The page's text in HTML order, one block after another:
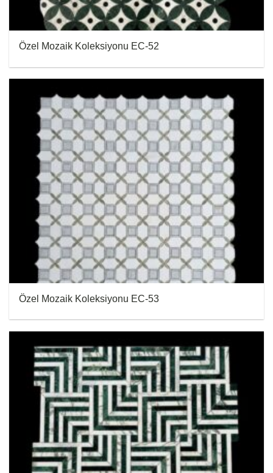
Özel Mozaik Koleksiyonu EC-52
Özel Mozaik Koleksiyonu EC-53